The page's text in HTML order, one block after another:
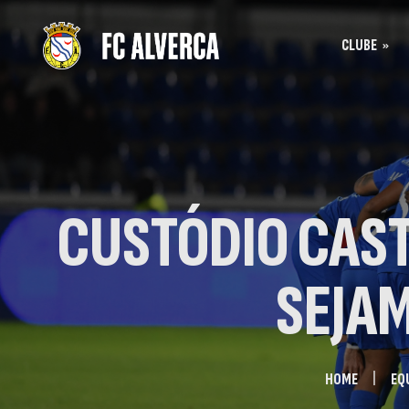
CLUBE
Acreditação
CUSTÓDIO
HOME